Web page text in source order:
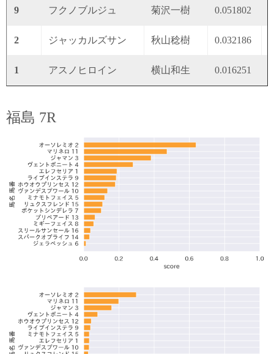
9 フクノブルジュ 菊沢一樹 0.051802
2 ジャッカルズサン 秋山稔樹 0.032186
1 アスノヒロイン 横山和生 0.016251
福島 7R